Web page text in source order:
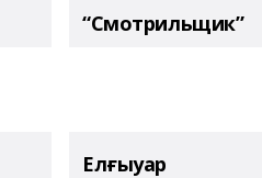
“Смотрильщик”
Елғыуар